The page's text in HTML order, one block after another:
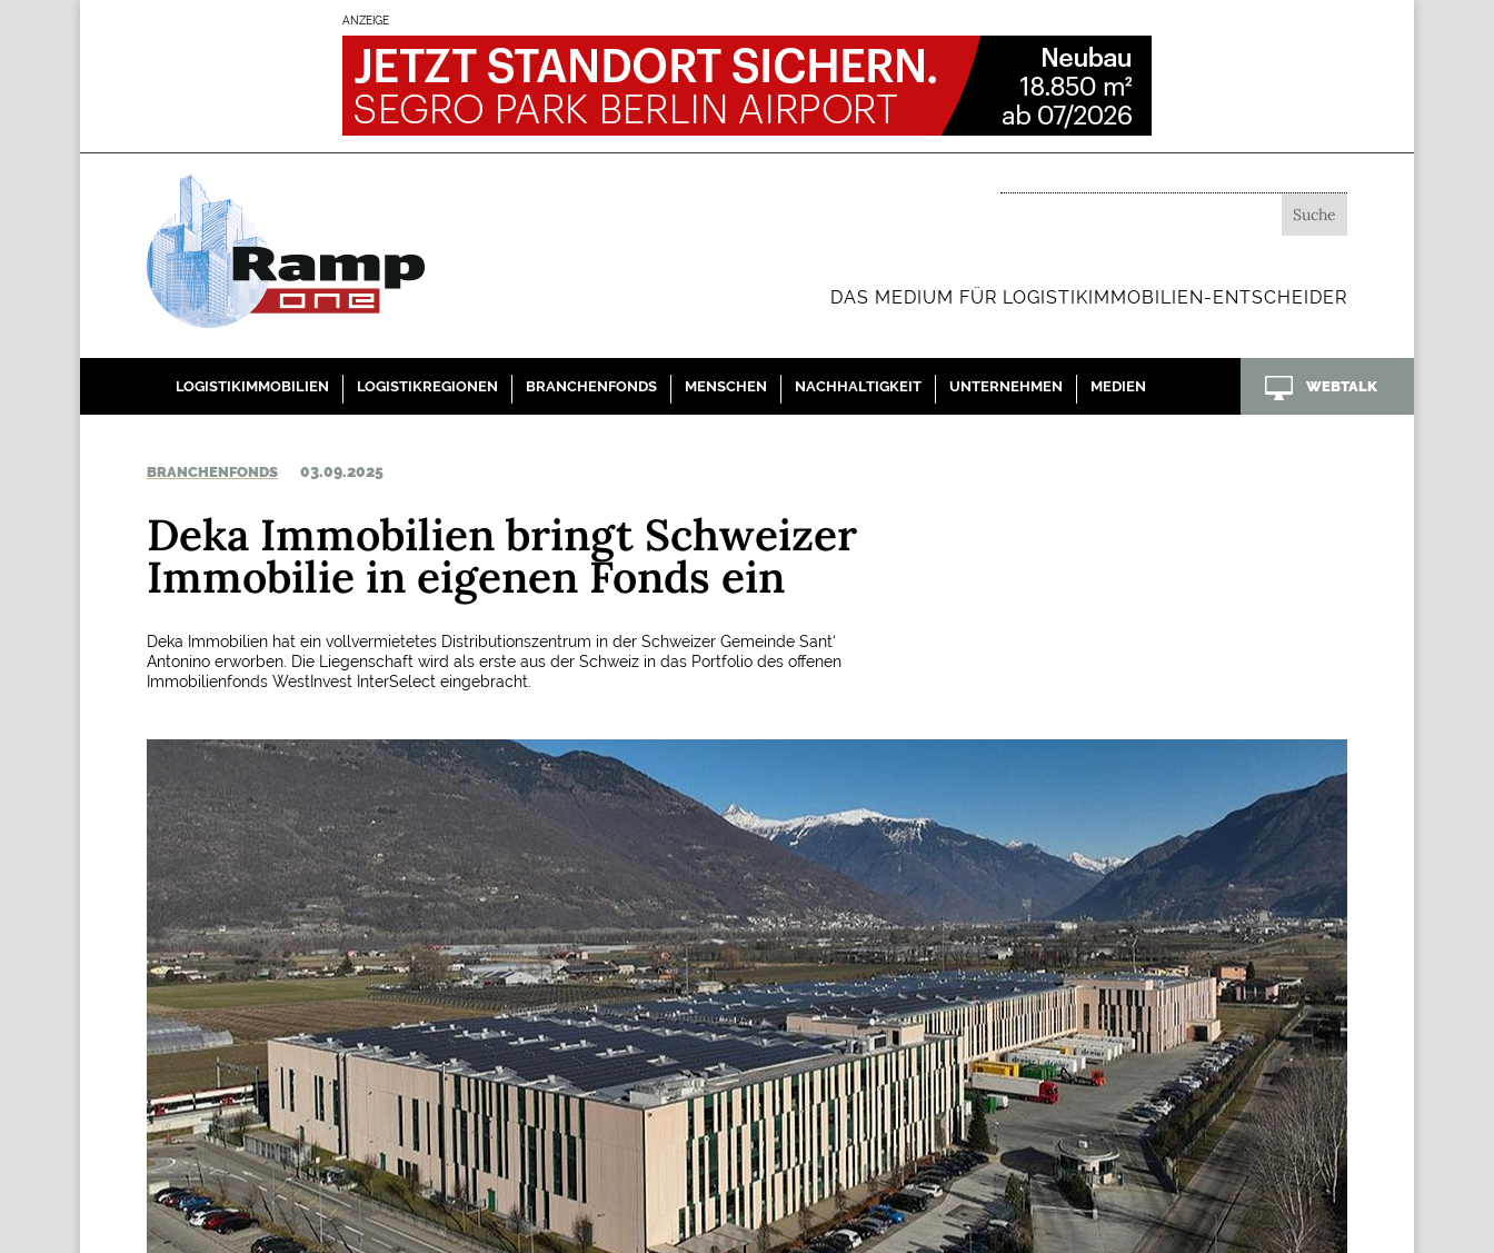
ANZEIGE
DAS MEDIUM FÜR LOGISTIKIMMOBILIEN-ENTSCHEIDER
LOGISTIKIMMOBILIEN LOGISTIKREGIONEN BRANCHENFONDS MENSCHEN NACHHALTIGKEIT UNTERNEHMEN MEDIEN  WEBTALK
BRANCHENFONDS 03.09.2025
Deka Immobilien bringt Schweizer
Immobilie in eigenen Fonds ein
Deka Immobilien hat ein vollvermietetes Distributionszentrum in der Schweizer Gemeinde Sant‘
Antonino erworben. Die Liegenschaft wird als erste aus der Schweiz in das Portfolio des offenen
Immobilienfonds WestInvest InterSelect eingebracht.